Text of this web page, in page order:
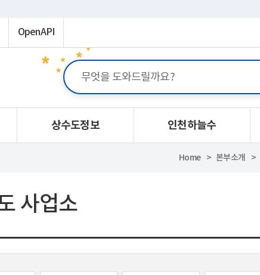
OpenAPI
상수도정보 인천하늘수
Home 본부소개
사업소